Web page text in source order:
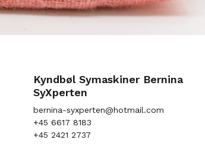
Kyndbøl Symaskiner Bernina
SyXperten
bernina-syxperten@hotmail.com
+45 6617 8183
+45 2421 2737